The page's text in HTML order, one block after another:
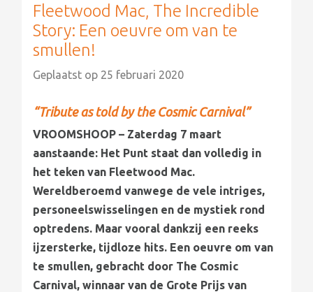
Fleetwood Mac, The Incredible
Story: Een oeuvre om van te
smullen!
Geplaatst op 25 februari 2020
“Tribute as told by the Cosmic Carnival”
VROOMSHOOP – Zaterdag 7 maart
aanstaande: Het Punt staat dan volledig in
het teken van Fleetwood Mac.
Wereldberoemd vanwege de vele intriges,
personeelswisselingen en de mystiek rond
optredens. Maar vooral dankzij een reeks
ijzersterke, tijdloze hits. Een oeuvre om van
te smullen, gebracht door The Cosmic
Carnival, winnaar van de Grote Prijs van